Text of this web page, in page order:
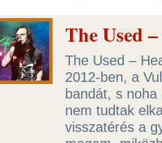
The Used
The Used –
2012-ben, a
bandát, s
nem tudtak
visszatérés a